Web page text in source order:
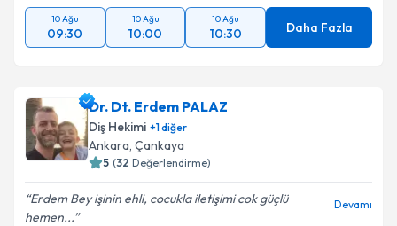
10 Ağu
09:30
10 Ağu
10:00
10 Ağu
10:30 Daha Fazla
Dr. Dt. Erdem PALAZ
Diş Hekimi +1diğer
Ankara, Çankaya
5 (32 Değerlendirme)
Erdem Bey işinin ehli, cocukla iletişimi cok güçlü
hemen...
Devamı